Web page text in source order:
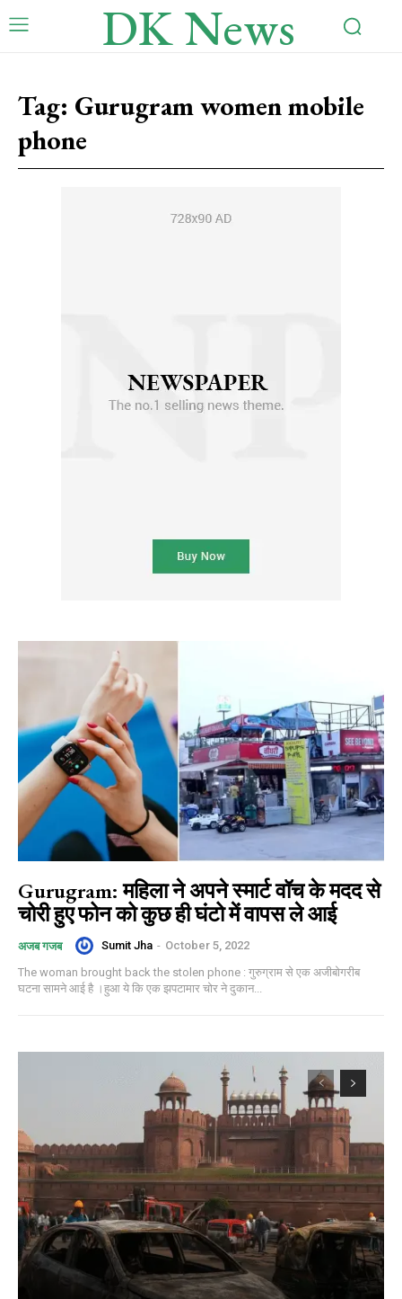
DK News
Tag: Gurugram women mobile
phone
Gurugram: महिला ने अपने स्मार्ट वॉच के मदद से
चोरी हुए फोन को कुछ ही घंटो में वापस ले आई
अजब गजब Sumit Jha - October 5, 2022
The woman brought back the stolen phone : गुरुग्राम से एक अजीबोगरीब
घटना सामने आई है ।हुआ ये कि एक झपटामार चोर ने दुकान...